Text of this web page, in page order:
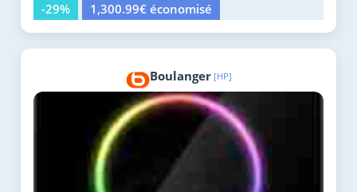
-29%
1,300.99€ économisé
Boulanger [HP]